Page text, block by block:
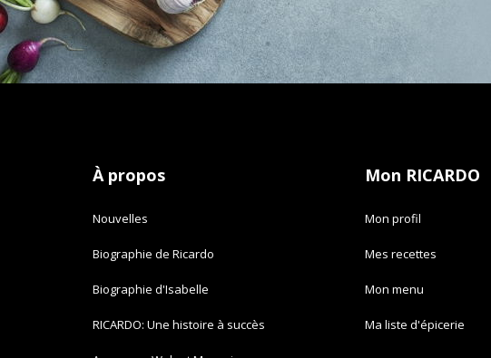
À propos
Nouvelles
Biographie de Ricardo
Biographie d'Isabelle
RICARDO: Une histoire à succès
Mon RICARDO
Mon profil
Mes recettes
Mon menu
Ma liste d'épicerie